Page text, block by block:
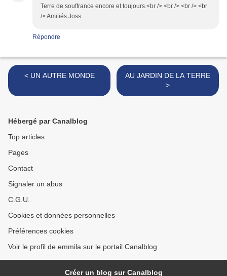
Terre de souffrance encore et toujours.<br /> <br /> <br /> <br
/> Amitiés Joss
Répondre
< UN AUTRE MONDE
AU JARDIN DE LA TERRE
>
Hébergé par Canalblog
Top articles
Pages
Contact
Signaler un abus
C.G.U.
Cookies et données personnelles
Préférences cookies
Voir le profil de emmila sur le portail Canalblog
Créer un blog sur Canalblog